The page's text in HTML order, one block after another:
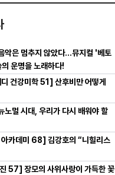
악은 멈추지 않았다…뮤지컬 '베토
운명을 노래하다!
건강미학 51] 산후비만 어떻게
노멀 시대, 우리가 다시 배워야 할
아카데미 68] 김강호의 “니힐리스
57] 장모의 사위사랑이 가득한 꽃